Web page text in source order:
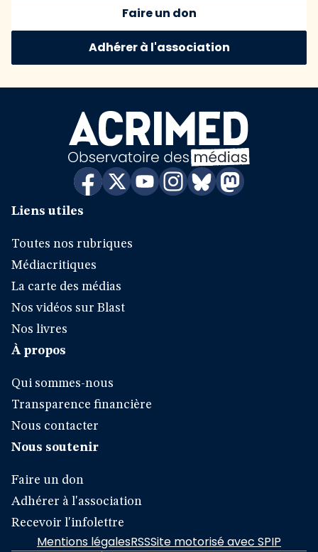
Faire un don
Adhérer à l'association
Liens utiles
Toutes nos rubriques
Médiacritiques
La carte des médias
Nos vidéos sur Blast
Nos livres
À propos
Qui sommes-nous
Transparence financière
Nous contacter
Nous soutenir
Faire un don
Adhérer à l'association
Recevoir l'infolettre
Mentions légalesRSSSite motorisé avec SPIP